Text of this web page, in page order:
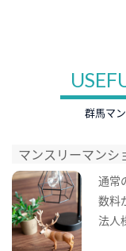
群馬マ
マンスリーマンシ
通常
数料
法人